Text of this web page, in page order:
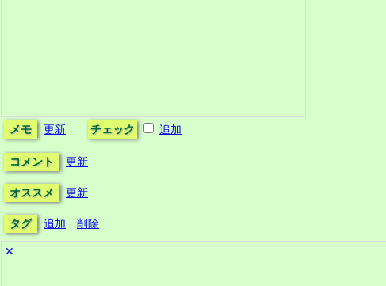
メモ 更新 チェック 追加
コメント 更新
オススメ 更新
タグ 追加 削除
✕